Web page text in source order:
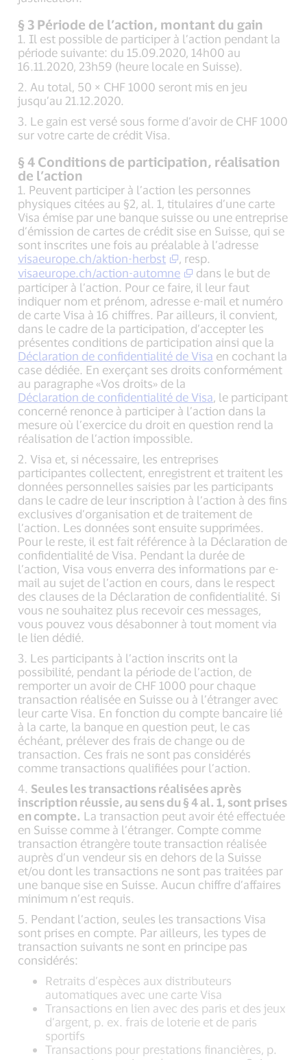
§ 3 Période de l’action, montant du gain
1. Il est possible de participer à l’action pendant la
période suivante: du 15.09.2020, 14h00 au
16.11.2020, 23h59 (heure locale en Suisse).
2. Au total, 50 × CHF 1000 seront mis en jeu
jusqu’au 21.12.2020.
3. Le gain est versé sous forme d’avoir de CHF 1000
sur votre carte de crédit Visa.
§ 4 Conditions de participation, réalisation
de l’action
1. Peuvent participer à l’action les personnes
physiques citées au §2, al. 1, titulaires d’une carte
Visa émise par une banque suisse ou une entreprise
d’émission de cartes de crédit sise en Suisse, qui se
sont inscrites une fois au préalable à l’adresse
visaeurope.ch/aktion-herbst
, resp.
visaeurope.ch/action-automne
dans le but de
participer à l’action. Pour ce faire, il leur faut
indiquer nom et prénom, adresse e-mail et numéro
de carte Visa à 16 chiffres. Par ailleurs, il convient,
dans le cadre de la participation, d’accepter les
présentes conditions de participation ainsi que la
Déclaration de confidentialité de Visa en cochant la
case dédiée. En exerçant ses droits conformément
au paragraphe «Vos droits» de la
Déclaration de confidentialité de Visa, le participant
concerné renonce à participer à l’action dans la
mesure où l’exercice du droit en question rend la
réalisation de l’action impossible.
2. Visa et, si nécessaire, les entreprises
participantes collectent, enregistrent et traitent les
données personnelles saisies par les participants
dans le cadre de leur inscription à l’action à des fins
exclusives d’organisation et de traitement de
l’action. Les données sont ensuite supprimées.
Pour le reste, il est fait référence à la Déclaration de
confidentialité de Visa. Pendant la durée de
l’action, Visa vous enverra des informations par e-
mail au sujet de l’action en cours, dans le respect
des clauses de la Déclaration de confidentialité. Si
vous ne souhaitez plus recevoir ces messages,
vous pouvez vous désabonner à tout moment via
le lien dédié.
3. Les participants à l’action inscrits ont la
possibilité, pendant la période de l’action, de
remporter un avoir de CHF 1000 pour chaque
transaction réalisée en Suisse ou à l’étranger avec
leur carte Visa. En fonction du compte bancaire lié
à la carte, la banque en question peut, le cas
échéant, prélever des frais de change ou de
transaction. Ces frais ne sont pas considérés
comme transactions qualifiées pour l’action.
4. Seules les transactions réalisées après
inscription réussie, au sens du § 4 al. 1, sont prises
en compte. La transaction peut avoir été effectuée
en Suisse comme à l’étranger. Compte comme
transaction étrangère toute transaction réalisée
auprès d’un vendeur sis en dehors de la Suisse
et/ou dont les transactions ne sont pas traitées par
une banque sise en Suisse. Aucun chiffre d’affaires
minimum n’est requis.
5. Pendant l’action, seules les transactions Visa
sont prises en compte. Par ailleurs, les types de
transaction suivants ne sont en principe pas
considérés:
Retraits d’espèces aux distributeurs
automatiques avec une carte Visa
Transactions en lien avec des paris et des jeux
d’argent, p. ex. frais de loterie et de paris
sportifs
Transactions pour prestations financières, p.